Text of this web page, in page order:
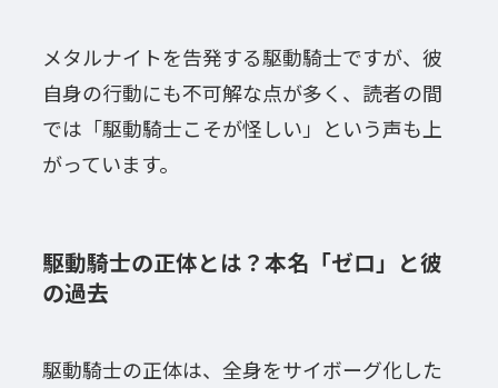
メタルナイトを告発する駆動騎士ですが、彼
自身の行動にも不可解な点が多く、読者の間
では「駆動騎士こそが怪しい」という声も上
がっています。
駆動騎士の正体とは？本名「ゼロ」と彼
の過去
駆動騎士の正体は、全身をサイボーグ化した